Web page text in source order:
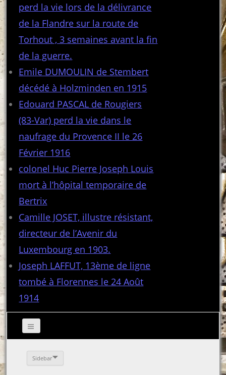
perd la vie lors de la délivrance
de la Flandre sur la route de
Torhout , 3 semaines avant la fin
de la guerre.
Emile DUMOULIN de Stembert
décédé à Holzminden en 1915
Edouard PASCAL de Rougiers
(83-Var) perd la vie dans le
naufrage du Provence II le 26
Février 1916
colonel Huc Pierre Joseph Louis
mort à l’hôpital temporaire de
Bertrix
Camille JOSET, illustre résistant,
directeur de l’Avenir du
Luxembourg en 1903.
Joseph LAFFUT, 13ème de ligne
tombé à Florennes le 24 Août
1914
Sidebar